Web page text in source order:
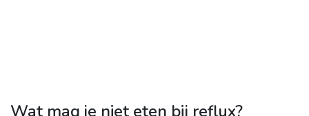
Wat mag je niet eten bij reflux?